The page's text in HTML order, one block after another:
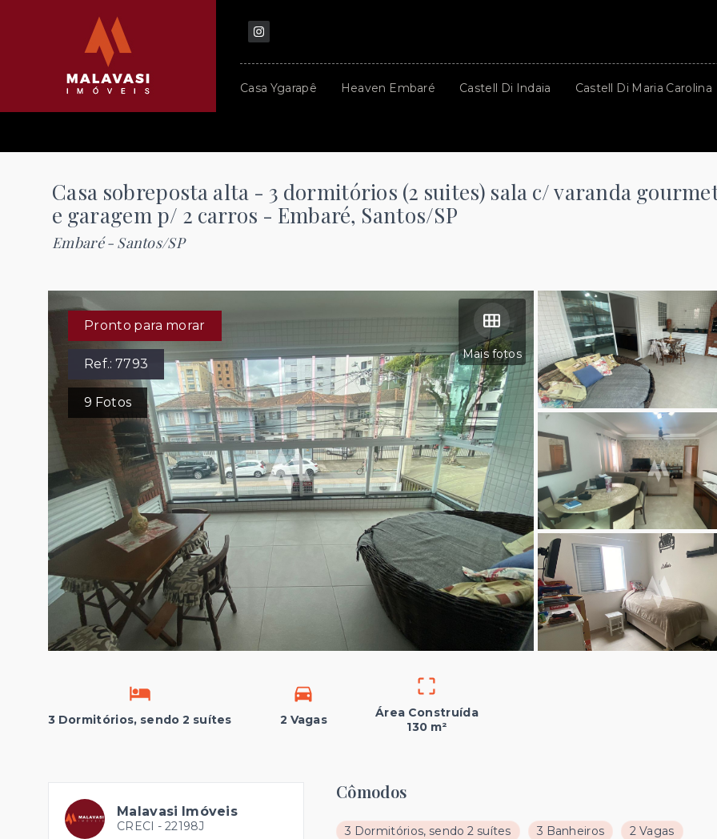
Casa Ygarapê Heaven Embaré Castell Di Indaia Castell Di Maria Carolina
Casa sobreposta alta - 3 dormitórios (2 suites) sala c/ varanda
e garagem p/ 2 carros - Embaré, Santos/SP
Embaré - Santos/SP
Mais fotos
Pronto para morar
Ref.:7793
9 Fotos
3 Dormitórios, sendo 2 suítes 2 Vagas
Área Construída
130 m²
Malavasi Imóveis
CRECI - 22198J
Cômodos
3 Dormitórios, sendo 2 suítes 3 Banheiros 2 Vagas